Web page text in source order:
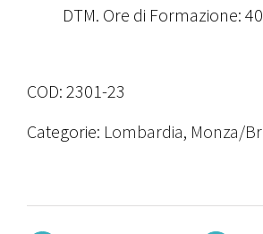
DTM. Ore di Formazione: 40
COD: 2301-23
Categorie: Lombardia, Monza/